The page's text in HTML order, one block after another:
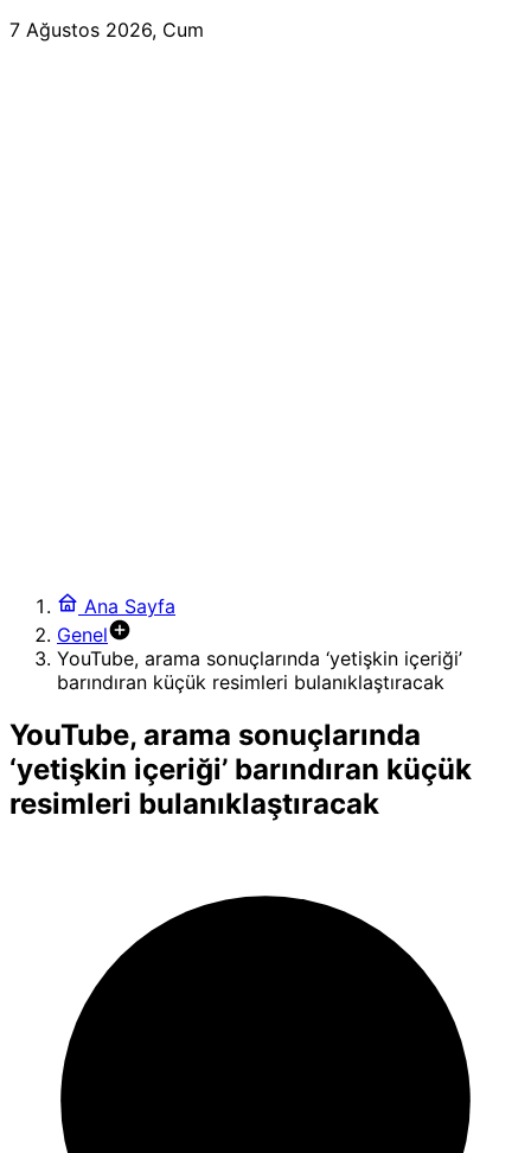
7 Ağustos 2026, Cum
Ana Sayfa
Genel
YouTube, arama sonuçlarında ‘yetişkin içeriği’
barındıran küçük resimleri bulanıklaştıracak
YouTube, arama sonuçlarında
‘yetişkin içeriği’ barındıran küçük
resimleri bulanıklaştıracak